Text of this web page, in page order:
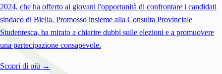
2024, che ha offerto ai giovani l'opportunità di confrontare i candidati
sindaco di Biella. Promosso insieme alla Consulta Provinciale
Studentesca, ha mirato a chiarire dubbi sulle elezioni e a promuovere
una partecipazione consapevole.
Scopri di più →